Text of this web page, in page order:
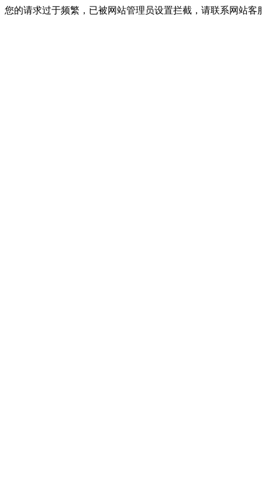
您的请求过于频繁，已被网站管理员设置拦截，请联系网站客